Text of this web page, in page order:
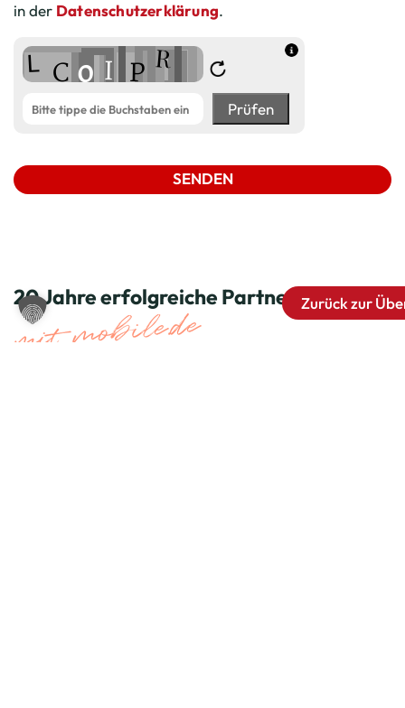
in der Datenschutzerklärung.
Prüfen
SENDEN
Zurück zur
20 Jahre erfolgreiche Partnerschaft
mit mobile.de